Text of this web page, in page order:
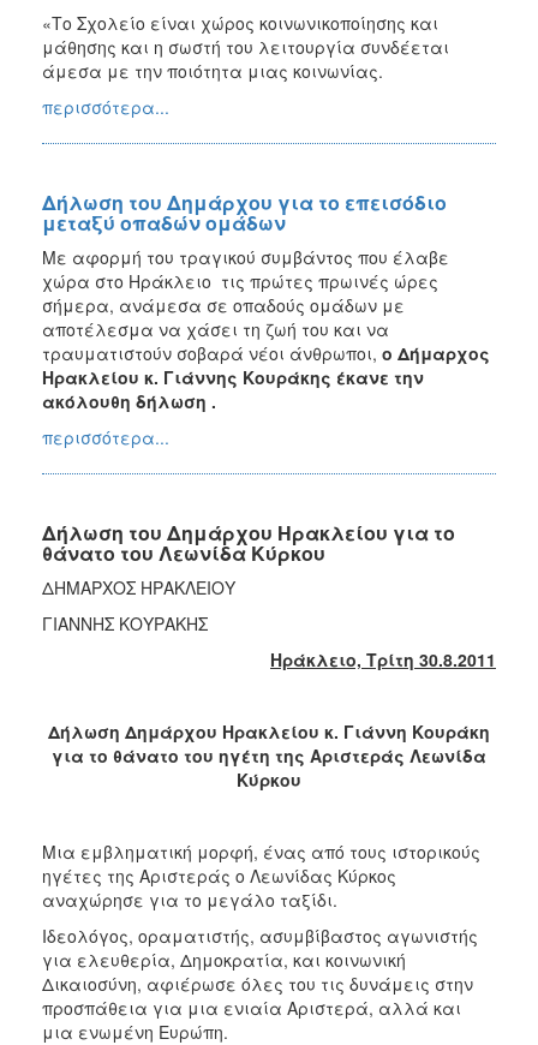
«Το Σχολείο είναι χώρος κοινωνικοποίησης και
μάθησης και η σωστή του λειτουργία συνδέεται
άμεσα με την ποιότητα μιας κοινωνίας.
περισσότερα...
Δήλωση του Δημάρχου για το επεισόδιο
μεταξύ οπαδών ομάδων
Με αφορμή του τραγικού συμβάντος που έλαβε
χώρα στο Ηράκλειο τις πρώτες πρωινές ώρες
σήμερα, ανάμεσα σε οπαδούς ομάδων με
αποτέλεσμα να χάσει τη ζωή του και να
τραυματιστούν σοβαρά νέοι άνθρωποι, ο Δήμαρχος
Ηρακλείου κ. Γιάννης Κουράκης έκανε την
ακόλουθη δήλωση .
περισσότερα...
Δήλωση του Δημάρχου Ηρακλείου για το
θάνατο του Λεωνίδα Κύρκου
ΔΗΜΑΡΧΟΣ ΗΡΑΚΛΕΙΟΥ
ΓΙΑΝΝΗΣ ΚΟΥΡΑΚΗΣ
Ηράκλειο, Τρίτη 30.8.2011
Δήλωση Δημάρχου Ηρακλείου κ. Γιάννη Κουράκη
για το θάνατο του ηγέτη της Αριστεράς Λεωνίδα
Κύρκου
Μια εμβληματική μορφή, ένας από τους ιστορικούς
ηγέτες της Αριστεράς ο Λεωνίδας Κύρκος
αναχώρησε για το μεγάλο ταξίδι.
Ιδεολόγος, οραματιστής, ασυμβίβαστος αγωνιστής
για ελευθερία, Δημοκρατία, και κοινωνική
Δικαιοσύνη, αφιέρωσε όλες του τις δυνάμεις στην
προσπάθεια για μια ενιαία Αριστερά, αλλά και
μια ενωμένη Ευρώπη.